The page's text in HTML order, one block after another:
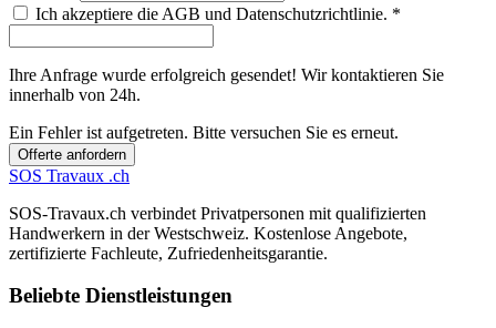
Ich akzeptiere die AGB und Datenschutzrichtlinie. *
Ihre Anfrage wurde erfolgreich gesendet! Wir kontaktieren Sie
innerhalb von 24h.
Ein Fehler ist aufgetreten. Bitte versuchen Sie es erneut.
Offerte anfordern
SOS Travaux .ch
SOS-Travaux.ch verbindet Privatpersonen mit qualifizierten
Handwerkern in der Westschweiz. Kostenlose Angebote,
zertifizierte Fachleute, Zufriedenheitsgarantie.
Beliebte Dienstleistungen